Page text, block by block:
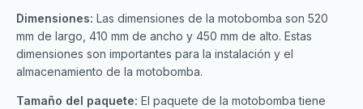
Dimensiones: Las dimensiones de la motobomba son 520
mm de largo, 410 mm de ancho y 450 mm de alto. Estas
dimensiones son importantes para la instalación y el
almacenamiento de la motobomba.
Tamaño del paquete: El paquete de la motobomba tiene